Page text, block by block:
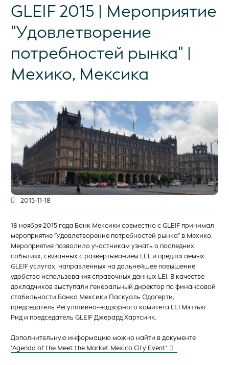
GLEIF 2015 | Мероприятие
"Удовлетворение
потребностей рынка" |
Мехико, Мексика
2015-11-18
18 ноября 2015 года Банк Мексики совместно с GLEIF принимал
мероприятие "Удовлетворение потребностей рынка" в Мехико.
Мероприятие позволило участникам узнать о последних
событиях, связанных с развертыванием LEI, и предлагаемых
GLEIF услугах, направленных на дальнейшее повышение
удобства использования справочных данных LEI. В качестве
докладчиков выступали генеральный директор по финансовой
стабильности Банка Мексики Паскуаль Одогерти,
председатель Регулятивно-надзорного комитета LEI Мэттью
Рид и председатель GLEIF Джерард Хартсинк.
Дополнительную информацию можно найти в документе
‘Agenda of the Meet the Market Mexico City Event’
.